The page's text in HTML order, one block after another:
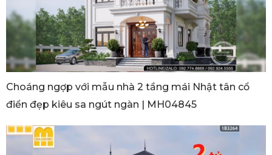
Choáng ngợp với mẫu nhà 2 tầng mái Nhật tân cổ
điển đẹp kiêu sa ngút ngàn | MH04845